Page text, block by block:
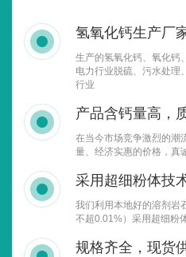
氢氧化钙生产厂
生产的氢氧化钙、氧化钙
电力行业脱硫、污水处理
行业
产品含钙量高，
在当今市场竞争激烈的潮
量、经济实惠的价格，真
采用超细粉体技
我们利用本地好的溶剂岩
不超0.01%）采用超细粉
规格齐全，现货